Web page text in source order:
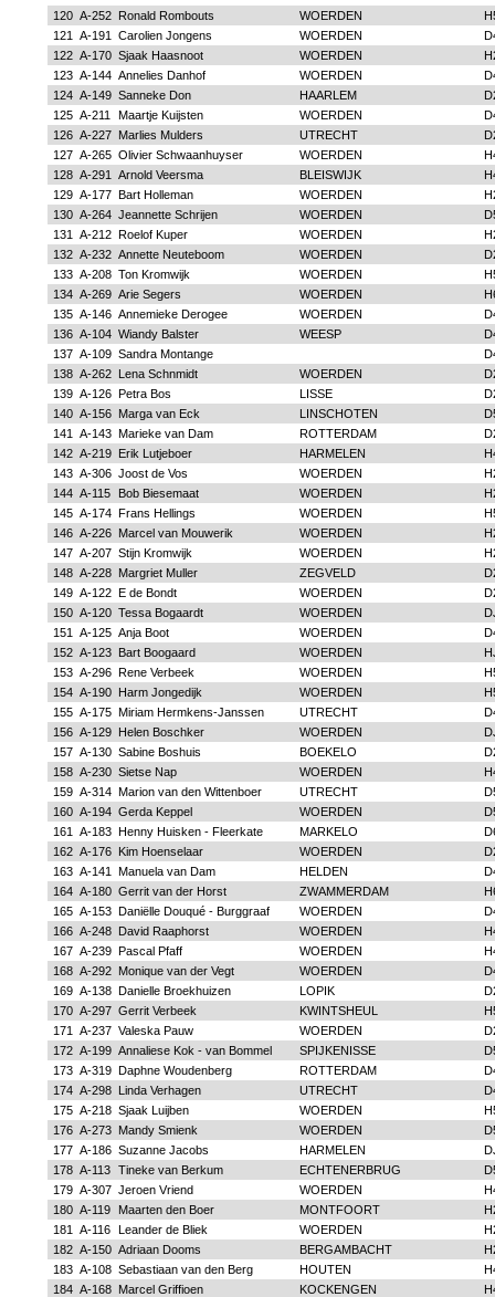
120 A-252 Ronald Rombouts WOERDEN
121
A-191 Carolien Jongens WOERDEN
122 A-170 Sjaak Haasnoot WOERDEN
123 A-144 Annelies Danhof WOERDEN
124 A-149 Sanneke Don HAARLEM
125 A-211 Maartje Kuijsten WOERDEN
126 A-227 Marlies Mulders UTRECHT
127 A-265 Olivier Schwaanhuyser WOERDEN
128 A-291 Arnold Veersma BLEISWIJK
129 A-177 Bart Holleman WOERDEN
130 A-264 Jeannette Schrijen WOERDEN
131
A-212 Roelof Kuper WOERDEN
132 A-232 Annette Neuteboom WOERDEN
133 A-208 Ton Kromwijk WOERDEN
134 A-269 Arie Segers WOERDEN
135 A-146 Annemieke Derogee WOERDEN
136 A-104 Wiandy Balster WEESP
137 A-109 Sandra Montange
138 A-262 Lena Schnmidt WOERDEN
139 A-126 Petra Bos LISSE
140 A-156 Marga van Eck LINSCHOTEN
141
A-143 Marieke van Dam ROTTERDAM
142 A-219 Erik Lutjeboer HARMELEN
143 A-306 Joost de Vos WOERDEN
144 A-115 Bob Biesemaat WOERDEN
145 A-174 Frans Hellings WOERDEN
146 A-226 Marcel van Mouwerik WOERDEN
147 A-207 Stijn Kromwijk WOERDEN
148 A-228 Margriet Muller ZEGVELD
149 A-122 E de Bondt WOERDEN
150 A-120 Tessa Bogaardt WOERDEN
151
A-125 Anja Boot WOERDEN
152 A-123 Bart Boogaard WOERDEN
153 A-296 Rene Verbeek WOERDEN
154 A-190 Harm Jongedijk WOERDEN
155 A-175 Miriam Hermkens-Janssen UTRECHT
156 A-129 Helen Boschker WOERDEN
157 A-130 Sabine Boshuis BOEKELO
158 A-230 Sietse Nap WOERDEN
159 A-314 Marion van den Wittenboer UTRECHT
160 A-194 Gerda Keppel WOERDEN
161
A-183 Henny Huisken - Fleerkate MARKELO
162 A-176 Kim Hoenselaar WOERDEN
163 A-141 Manuela van Dam HELDEN
164 A-180 Gerrit van der Horst ZWAMMERDAM
165 A-153 Daniëlle Douqué - Burggraaf WOERDEN
166 A-248 David Raaphorst WOERDEN
167 A-239 Pascal Pfaff WOERDEN
168 A-292 Monique van der Vegt WOERDEN
169 A-138 Danielle Broekhuizen LOPIK
170 A-297 Gerrit Verbeek KWINTSHEUL
171
A-237 Valeska Pauw WOERDEN
172 A-199 Annaliese Kok - van Bommel SPIJKENISSE
173 A-319 Daphne Woudenberg ROTTERDAM
174 A-298 Linda Verhagen UTRECHT
175 A-218 Sjaak Luijben WOERDEN
176 A-273 Mandy Smienk WOERDEN
177 A-186 Suzanne Jacobs HARMELEN
178 A-113 Tineke van Berkum ECHTENERBRUG
179 A-307 Jeroen Vriend WOERDEN
180 A-119 Maarten den Boer MONTFOORT
181
A-116 Leander de Bliek WOERDEN
182 A-150 Adriaan Dooms BERGAMBACHT
183 A-108 Sebastiaan van den Berg HOUTEN
184 A-168 Marcel Griffioen KOCKENGEN